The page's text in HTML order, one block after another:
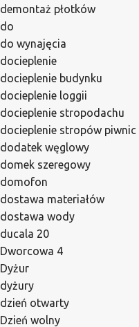
demontaż płotków
do
do wynajęcia
docieplenie
docieplenie budynku
docieplenie loggii
docieplenie stropodachu
docieplenie stropów piwnic
dodatek węglowy
domek szeregowy
domofon
dostawa materiałów
dostawa wody
ducala 20
Dworcowa 4
Dyżur
dyżury
dzień otwarty
Dzień wolny